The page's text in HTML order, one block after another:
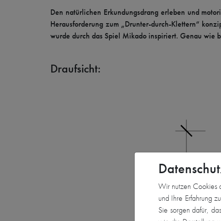
Den natürlichen Erkundungsdrang erleben und
Herausforderung zum „Drunter-durch-Klettern“
wurde durch das Spiel Mikado inspiriert. Genau wie
Draufsicht:
Wir nutzen Cookies
und Ihre Erfahrung
Sie sorgen dafür,